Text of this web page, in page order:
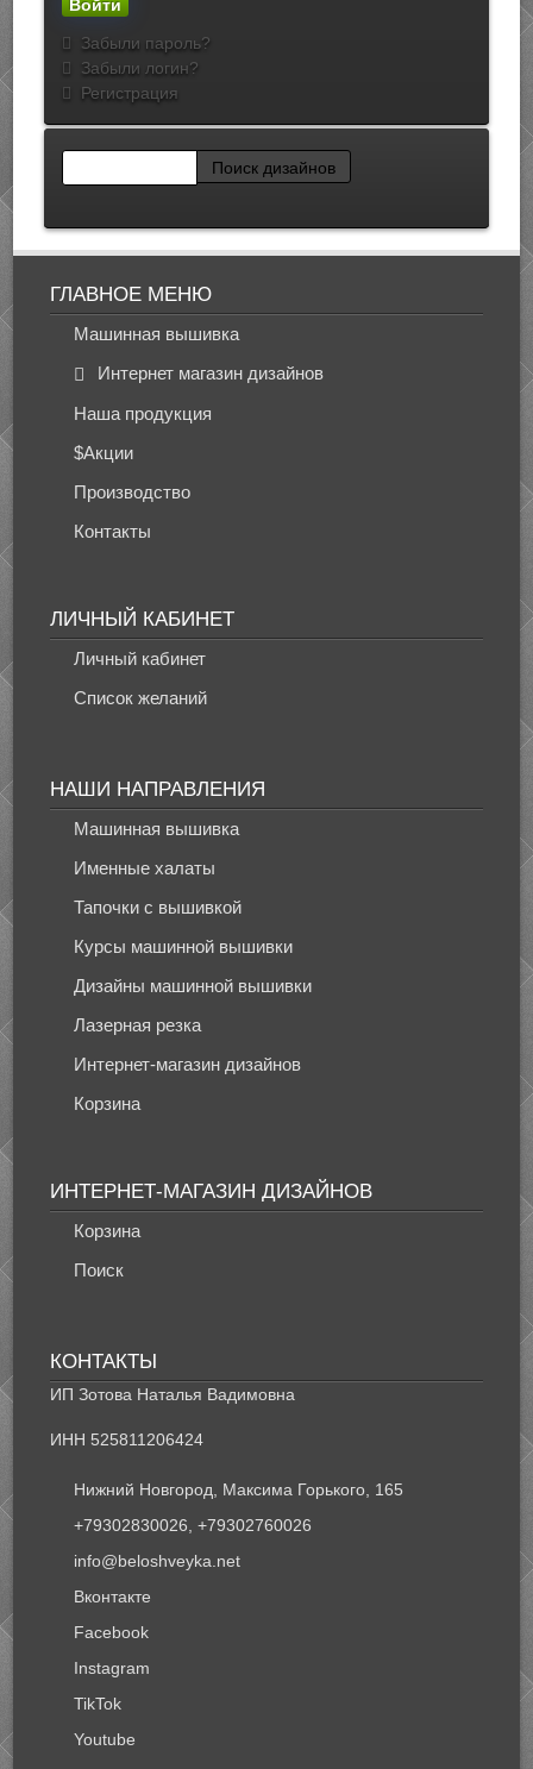
Забыли пароль?
Забыли логин?
Регистрация
ГЛАВНОЕ МЕНЮ
Машинная вышивка
Интернет магазин дизайнов
Наша продукция
$Акции
Производство
Контакты
ЛИЧНЫЙ КАБИНЕТ
Личный кабинет
Список желаний
НАШИ НАПРАВЛЕНИЯ
Машинная вышивка
Именные халаты
Тапочки с вышивкой
Курсы машинной вышивки
Дизайны машинной вышивки
Лазерная резка
Интернет-магазин дизайнов
Корзина
ИНТЕРНЕТ-МАГАЗИН ДИЗАЙНОВ
Корзина
Поиск
КОНТАКТЫ
ИП Зотова Наталья Вадимовна
ИНН 525811206424
Нижний Новгород, Максима Горького, 165
+79302830026, +79302760026
info@beloshveyka.net
Вконтакте
Facebook
Instagram
TikTok
Youtube